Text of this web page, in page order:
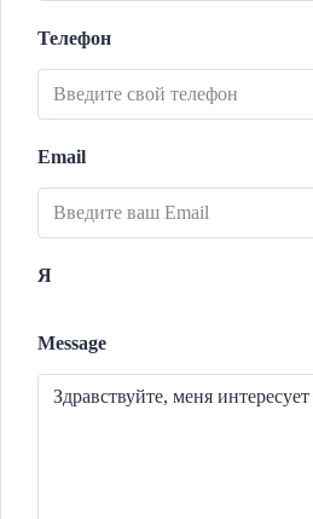
Телефон
Email
Я
Message